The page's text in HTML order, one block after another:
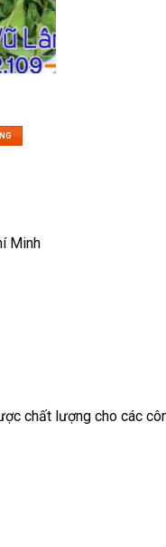
Minh
chất lượng cho các